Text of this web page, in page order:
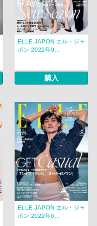
ELLE JAPON エル・ジャ
ポン 2022年9...
購入
ELLE JAPON エル・ジャ
ポン 2022年6...